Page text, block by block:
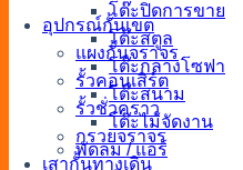
โต๊ะปิดการขาย
โต๊ะสตูล
โต๊ะกลางโซฟา
โต๊ะสนาม
โต๊ะไม้จัดงาน
พัดลม / แอร์
อุปกรณ์กั้นเขต
แผงกั้นจราจร
รั้วคอนเสิร์ต
รั้วชั่วคราว
กรวยจราจร
เสากั้นทางเดิน